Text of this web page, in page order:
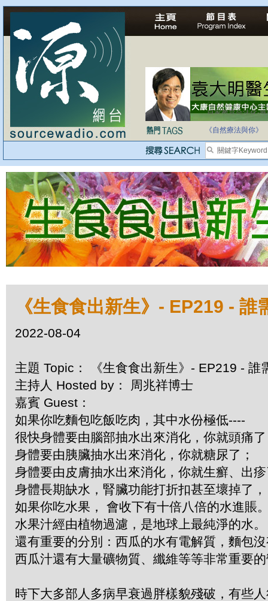
自家教育合法化-
《自然療法與你》
《生食食出新生》- EP219 -
2022-08-04
主題 Topic： 《生食食出新生》- EP219 - 誰
主持人 Hosted by： 周兆祥博士
嘉賓 Guest：
如果你吃麵包吃飯吃肉，其中水份極低----
很快身體要由腦部抽水出來消化，你就頭痛
身體要由胰臟抽水出來消化，你就糖尿了；
身體要由皮膚抽水出來消化，你就生癬、出
身體長期缺水，腎臟功能打折扣甚至壞掉
如果你吃水果， 會收下有十倍八倍的水進賬
水果汁經由植物過濾，是地球上最純淨的水
還有重要的分別：西瓜的水有電解質，麵包
西瓜汁還有大量礦物質、纖維等等非常重要
時下大多部人多病早衰過胖樣貌殘破，有些